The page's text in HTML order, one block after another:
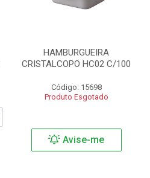
HAMBURGUEIRA
CRISTALCOPO HC02 C/100
Código: 15698
Produto Esgotado
Avise-me